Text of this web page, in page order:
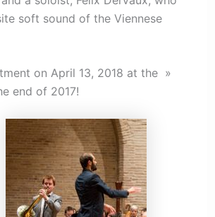
soft sound of the Viennese
on April 13, 2018 at the »
end of 2017!